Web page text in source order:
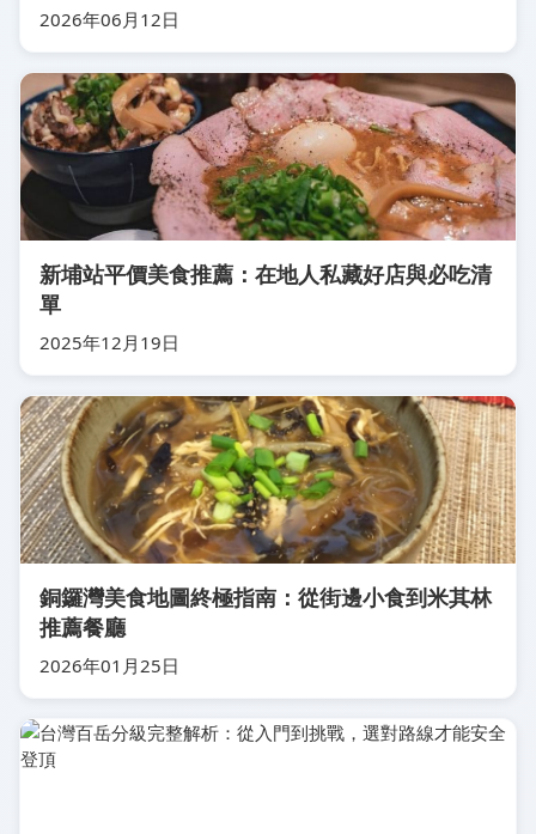
2026年06月12日
新埔站平價美食推薦：在地人私藏好店與必吃清
單
2025年12月19日
銅鑼灣美食地圖終極指南：從街邊小食到米其林
推薦餐廳
2026年01月25日